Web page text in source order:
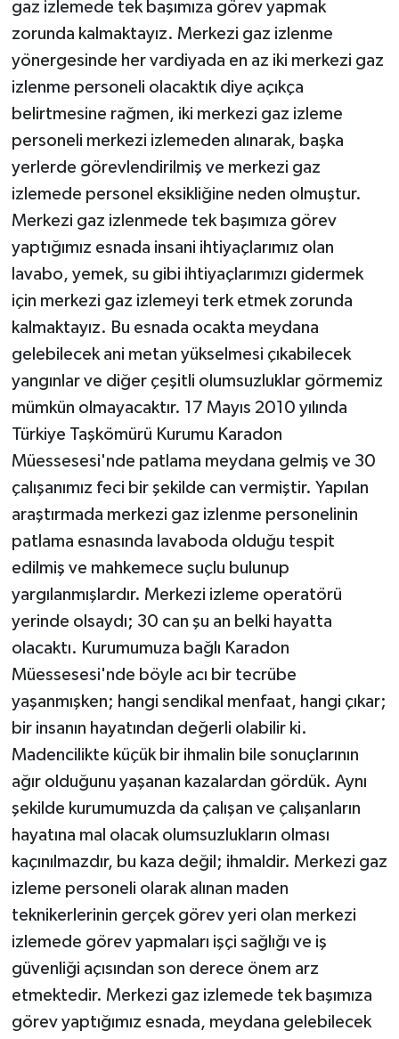
gaz izlemede tek başımıza görev yapmak
zorunda kalmaktayız. Merkezi gaz izlenme
yönergesinde her vardiyada en az iki merkezi gaz
izlenme personeli olacaktık diye açıkça
belirtmesine rağmen, iki merkezi gaz izleme
personeli merkezi izlemeden alınarak, başka
yerlerde görevlendirilmiş ve merkezi gaz
izlemede personel eksikliğine neden olmuştur.
Merkezi gaz izlenmede tek başımıza görev
yaptığımız esnada insani ihtiyaçlarımız olan
lavabo, yemek, su gibi ihtiyaçlarımızı gidermek
için merkezi gaz izlemeyi terk etmek zorunda
kalmaktayız. Bu esnada ocakta meydana
gelebilecek ani metan yükselmesi çıkabilecek
yangınlar ve diğer çeşitli olumsuzluklar görmemiz
mümkün olmayacaktır. 17 Mayıs 2010 yılında
Türkiye Taşkömürü Kurumu Karadon
Müessesesi'nde patlama meydana gelmiş ve 30
çalışanımız feci bir şekilde can vermiştir. Yapılan
araştırmada merkezi gaz izlenme personelinin
patlama esnasında lavaboda olduğu tespit
edilmiş ve mahkemece suçlu bulunup
yargılanmışlardır. Merkezi izleme operatörü
yerinde olsaydı; 30 can şu an belki hayatta
olacaktı. Kurumumuza bağlı Karadon
Müessesesi'nde böyle acı bir tecrübe
yaşanmışken; hangi sendikal menfaat, hangi çıkar;
bir insanın hayatından değerli olabilir ki.
Madencilikte küçük bir ihmalin bile sonuçlarının
ağır olduğunu yaşanan kazalardan gördük. Aynı
şekilde kurumumuzda da çalışan ve çalışanların
hayatına mal olacak olumsuzlukların olması
kaçınılmazdır, bu kaza değil; ihmaldir. Merkezi gaz
izleme personeli olarak alınan maden
teknikerlerinin gerçek görev yeri olan merkezi
izlemede görev yapmaları işçi sağlığı ve iş
güvenliği açısından son derece önem arz
etmektedir. Merkezi gaz izlemede tek başımıza
görev yaptığımız esnada, meydana gelebilecek